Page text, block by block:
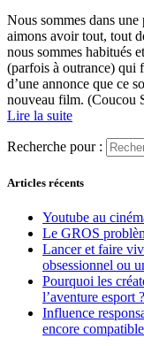
Nous sommes dans
aimons avoir tout, tout
nous sommes habitués
(parfois à outrance) qui
d’une annonce que ce
nouveau film. (Coucou
Lire la suite
Recherche pour :
Articles récents
Youtube au
Le GROS
Lancer et faire
obsessionnel ou
Pourquoi les
l’aventure esport ?
Influence
encore